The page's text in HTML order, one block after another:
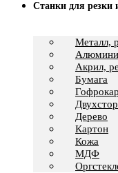
Станки для резки
Металл,
Акрил,
Бумага
Дерево
Картон
Кожа
МДФ